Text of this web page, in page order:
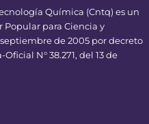
Química (Cntq) es un
para Ciencia y
de 2005 por decreto
N° 38.271, del 13 de